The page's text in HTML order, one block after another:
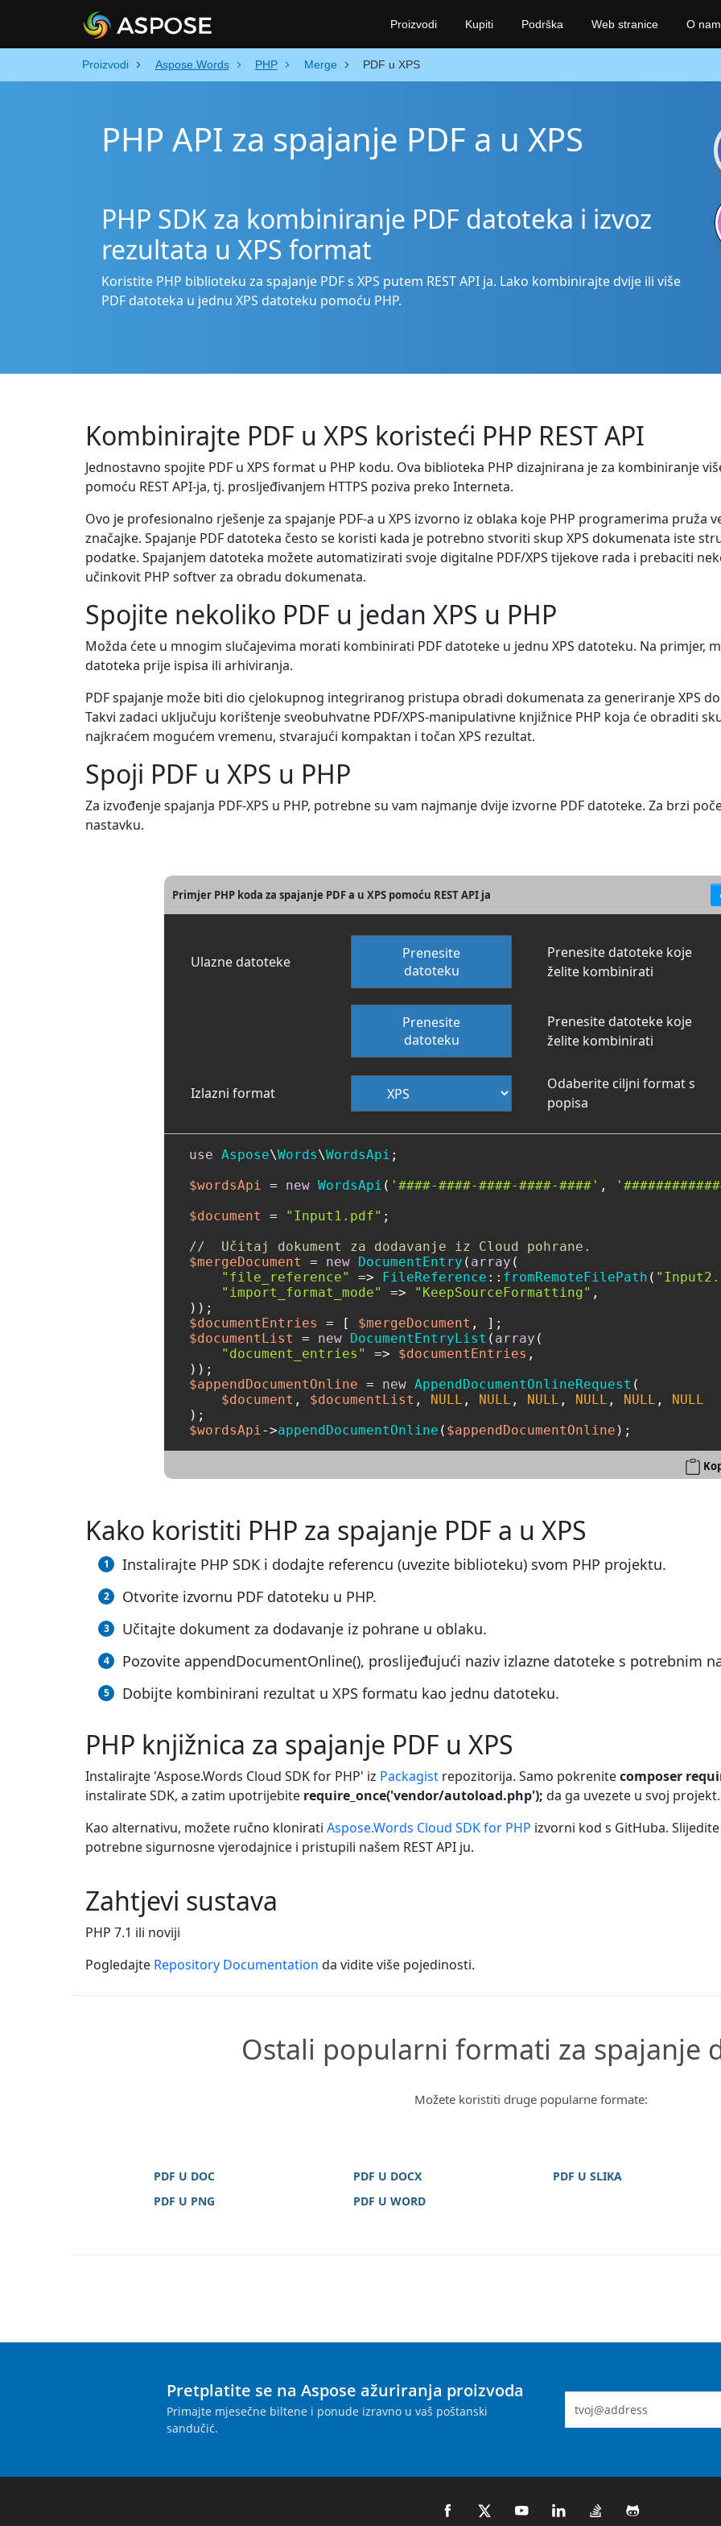
Proizvodi Aspose.Words PHP Merge PDF u XPS
PHP API za spajanje PDF a u XPS
PHP SDK za kombiniranje PDF datoteka i izvoz
rezultata u XPS format
Koristite PHP biblioteku za spajanje PDF s XPS putem REST API ja. Lako kombinirajte dvije ili više
PDF datoteka u jednu XPS datoteku pomoću PHP.
Kombinirajte PDF u XPS koristeći PHP REST API
Jednostavno spojite PDF u XPS format u PHP kodu. Ova biblioteka PHP dizajnirana je za kombiniranje
pomoću REST API-ja, tj. prosljeđivanjem HTTPS poziva preko Interneta.
Ovo je profesionalno rješenje za spajanje PDF-a u XPS izvorno iz oblaka koje PHP programerima pruža
značajke. Spajanje PDF datoteka često se koristi kada je potrebno stvoriti skup XPS dokumenata iste
podatke. Spajanjem datoteka možete automatizirati svoje digitalne PDF/XPS tijekove rada i prebaciti
učinkovit PHP softver za obradu dokumenata.
Spojite nekoliko PDF u jedan XPS u PHP
Možda ćete u mnogim slučajevima morati kombinirati PDF datoteke u jednu XPS datoteku. Na primjer,
datoteka prije ispisa ili arhiviranja.
PDF spajanje može biti dio cjelokupnog integriranog pristupa obradi dokumenata za generiranje XPS
Takvi zadaci uključuju korištenje sveobuhvatne PDF/XPS-manipulativne knjižnice PHP koja će obraditi
najkraćem mogućem vremenu, stvarajući kompaktan i točan XPS rezultat.
Spoji PDF u XPS u PHP
Za izvođenje spajanja PDF-XPS u PHP, potrebne su vam najmanje dvije izvorne PDF datoteke. Za brzi
nastavku.
Primjer PHP koda za spajanje PDF a u XPS pomoću REST API ja
Ulazne datoteke
Prenesite
datoteku
Prenesite datoteke koje
želite kombinirati
Prenesite
datoteku
Prenesite datoteke koje
želite kombinirati
Izlazni format
Odaberite ciljni format s
popisa
use Aspose\Words\WordsApi ;
$wordsApi = new WordsApi ( '####-####-####-####-####' ,
$document
= "Input1.pdf" ;
//  Učitaj dokument za dodavanje iz Cloud pohrane.
$mergeDocument
= new DocumentEntry ( array (
"file_reference"
=> FileReference :: fromRemoteFilePath (
"import_format_mode"
=> "KeepSourceFormatting" ,
$documentEntries
= [ $mergeDocument
$documentList
= new DocumentEntryList ( array (
"document_entries"
=> $documentEntries ,
$appendDocumentOnline = new AppendDocumentOnlineRequest (
$document , $documentList , NULL , NULL , NULL , NULL , NULL ,
NULL
$wordsApi->appendDocumentOnline ( $appendDocumentOnline
Kako koristiti PHP za spajanje PDF a u XPS
Instalirajte PHP SDK i dodajte referencu (uvezite biblioteku) svom PHP projektu.
Otvorite izvornu PDF datoteku u PHP.
Učitajte dokument za dodavanje iz pohrane u oblaku.
Pozovite appendDocumentOnline(), proslijeđujući naziv izlazne datoteke s potrebnim
Dobijte kombinirani rezultat u XPS formatu kao jednu datoteku.
PHP knjižnica za spajanje PDF u XPS
Instalirajte 'Aspose.Words Cloud SDK for PHP' iz Packagist repozitorija. Samo pokrenitecomposer
instalirate SDK, a zatim upotrijebite require_once('vendor/autoload.php'); da ga uvezete u svoj projekt.
Kao alternativu, možete ručno klonirati Aspose.Words Cloud SDK for PHP izvorni kod s GitHuba.
potrebne sigurnosne vjerodajnice i pristupili našem REST API ju.
Zahtjevi sustava
PHP 7.1 ili noviji
Pogledajte Repository Documentation da vidite više pojedinosti.
Ostali popularni formati za spajanje
Možete koristiti druge popularne formate:
PDF U DOC PDF U DOCX PDF U SLIKA
PDF U PNG
PDF U WORD
Proizvodi Kupiti Podrška Web stranice O
Pretplatite se na Aspose ažuriranja proizvoda
Primajte mjesečne biltene i ponude izravno u vaš poštanski
sandučić.